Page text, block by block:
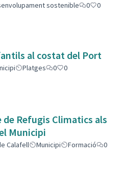
sostenible
0
0
al costat del Port
Platges 0
0
Refugis Climatics als
Municipi
Calafell Municipi Formació
0